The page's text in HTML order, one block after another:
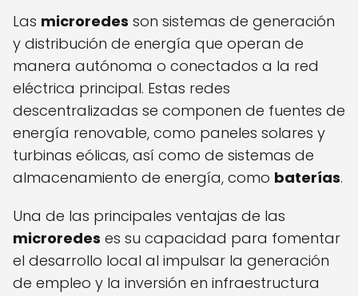
Las microredes son sistemas de generación
y distribución de energía que operan de
manera autónoma o conectados a la red
eléctrica principal. Estas redes
descentralizadas se componen de fuentes de
energía renovable, como paneles solares y
turbinas eólicas, así como de sistemas de
almacenamiento de energía, como baterías.
Una de las principales ventajas de las
microredes es su capacidad para fomentar
el desarrollo local al impulsar la generación
de empleo y la inversión en infraestructura